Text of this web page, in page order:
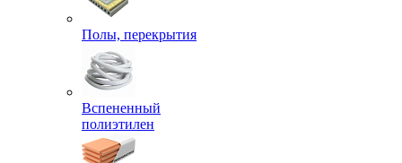
Полы, перекрытия
Вспененный
полиэтилен